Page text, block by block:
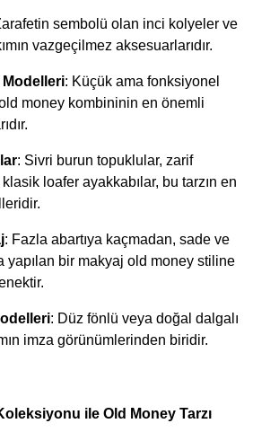
sembolü olan inci kolyeler ve
vazgeçilmez aksesuarlarıdır.
Modelleri: Küçük ama fonksiyonel
money kombininin en önemli
: Sivri burun topuklular, zarif
loafer ayakkabılar, bu tarzın en
: Fazla abartıya kaçmadan, sade ve
yapılan bir makyaj old money stiline
: Düz fönlü veya doğal dalgalı
imza görünümlerinden biridir.
ile Old Money Tarzı